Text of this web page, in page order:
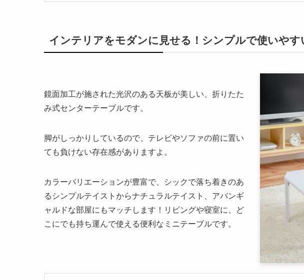
インテリアをモダンに見せる！シンプルで使いや
鏡面加工が施された光沢のある天板が美しい、折りたた
み式センターテーブルです。
脚がしっかりしているので、テレビやソファの前に置い
ても負けない存在感がありますよ。
カラーバリエーションが豊富で、シックで落ち着きのあ
るシンプルテイストからナチュラルテイスト、アバンギ
ャルドな部屋にもマッチします！リビングや寝室に、ど
こにでも持ち運んで使える便利なミニテーブルです。